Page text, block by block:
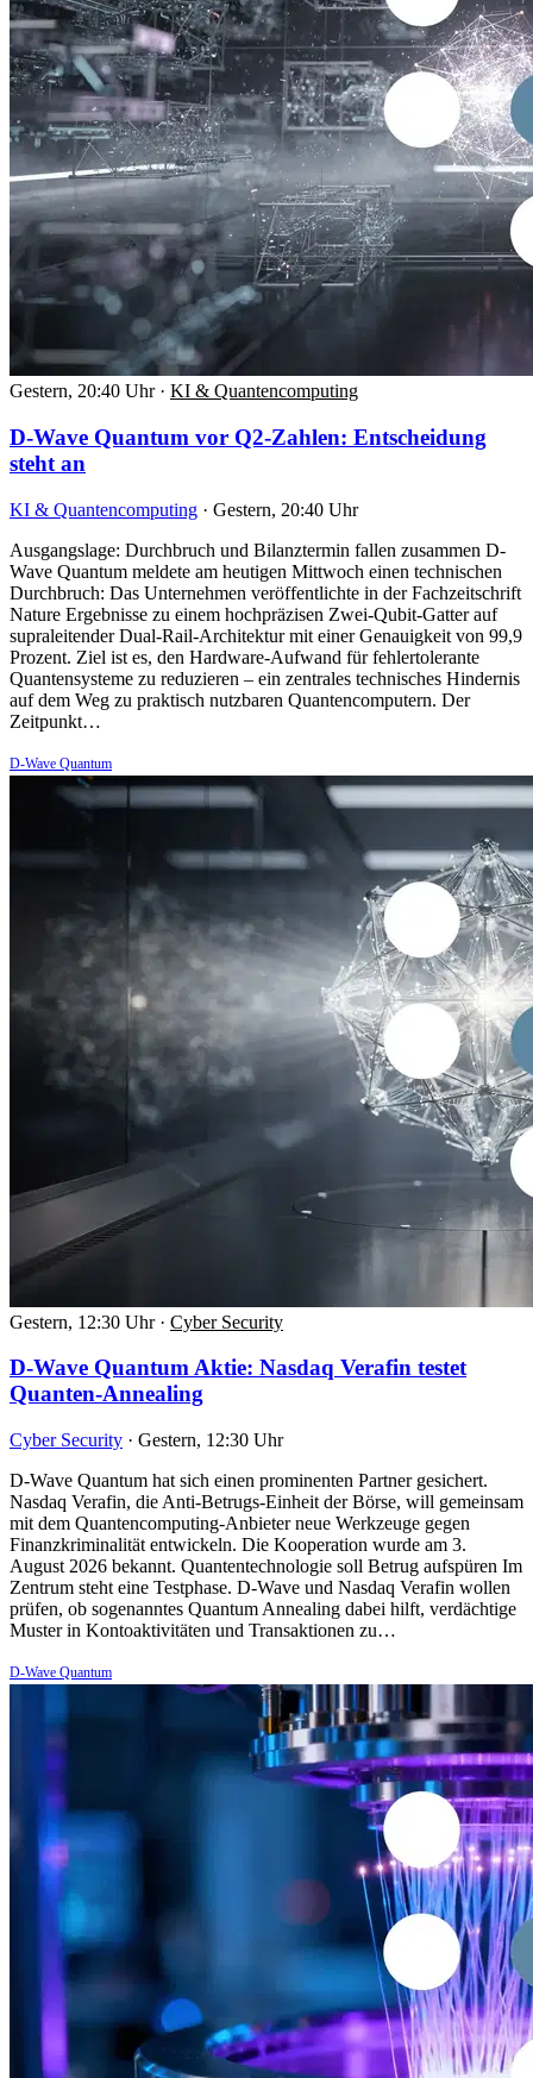
Gestern, 20:40 Uhr · KI & Quantencomputing
D-Wave Quantum vor Q2-Zahlen: Entscheidung
steht an
KI & Quantencomputing · Gestern, 20:40 Uhr
Ausgangslage: Durchbruch und Bilanztermin fallen zusammen D-
Wave Quantum meldete am heutigen Mittwoch einen technischen
Durchbruch: Das Unternehmen veröffentlichte in der Fachzeitschrift
Nature Ergebnisse zu einem hochpräzisen Zwei-Qubit-Gatter auf
supraleitender Dual-Rail-Architektur mit einer Genauigkeit von 99,9
Prozent. Ziel ist es, den Hardware-Aufwand für fehlertolerante
Quantensysteme zu reduzieren – ein zentrales technisches Hindernis
auf dem Weg zu praktisch nutzbaren Quantencomputern. Der
Zeitpunkt…
D-Wave Quantum
Gestern, 12:30 Uhr · Cyber Security
D-Wave Quantum Aktie: Nasdaq Verafin testet
Quanten-Annealing
Cyber Security · Gestern, 12:30 Uhr
D-Wave Quantum hat sich einen prominenten Partner gesichert.
Nasdaq Verafin, die Anti-Betrugs-Einheit der Börse, will gemeinsam
mit dem Quantencomputing-Anbieter neue Werkzeuge gegen
Finanzkriminalität entwickeln. Die Kooperation wurde am 3.
August 2026 bekannt. Quantentechnologie soll Betrug aufspüren Im
Zentrum steht eine Testphase. D-Wave und Nasdaq Verafin wollen
prüfen, ob sogenanntes Quantum Annealing dabei hilft, verdächtige
Muster in Kontoaktivitäten und Transaktionen zu…
D-Wave Quantum